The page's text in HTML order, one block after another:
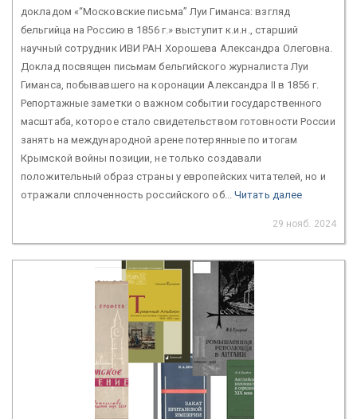
докладом «“Московские письма” Луи Гиманса: взгляд
бельгийца на Россию в 1856 г.» выступит к.и.н., старший
научный сотрудник ИВИ РАН Хорошева Александра Олеговна.
Доклад посвящен письмам бельгийского журналиста Луи
Гиманса, побывавшего на коронации Александра II в 1856 г.
Репортажные заметки о важном событии государственного
масштаба, которое стало свидетельством готовности России
занять на международной арене потерянные по итогам
Крымской войны позиции, не только создавали
положительный образ страны у европейских читателей, но и
отражали сплоченность российского об... Читать далее
29 нояб. 2024